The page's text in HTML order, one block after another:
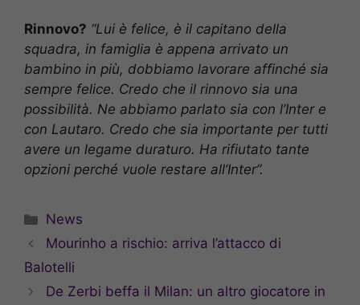
Rinnovo? “Lui è felice, è il capitano della
squadra, in famiglia è appena arrivato un
bambino in più, dobbiamo lavorare affinché sia
sempre felice. Credo che il rinnovo sia una
possibilità. Ne abbiamo parlato sia con l’Inter e
con Lautaro. Credo che sia importante per tutti
avere un legame duraturo. Ha rifiutato tante
opzioni perché vuole restare all’Inter”.
Categorie
News
Mourinho a rischio: arriva l’attacco di
Balotelli
De Zerbi beffa il Milan: un altro giocatore in